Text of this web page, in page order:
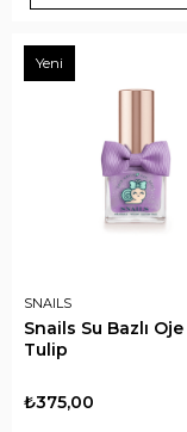
SNAILS
Snails Su Bazlı
Tulip
₺375,00
Yeni